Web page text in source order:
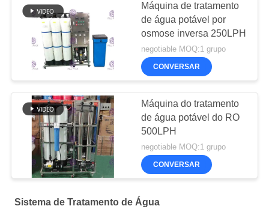
Máquina de tratamento
de água potável por
osmose inversa 250LPH
negotiable MOQ:1 grupo
CONVERSAR
Máquina do tratamento
de água potável do RO
500LPH
negotiable MOQ:1 grupo
CONVERSAR
Sistema de Tratamento de Água